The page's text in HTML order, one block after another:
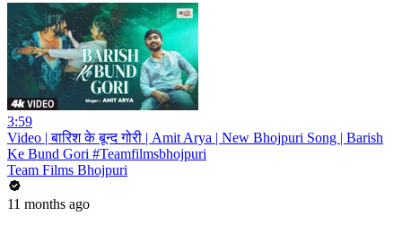
3:59
Video | बारिश के बून्द गोरी | Amit Arya | New Bhojpuri Song | Barish
Ke Bund Gori #Teamfilmsbhojpuri
Team Films Bhojpuri
11 months ago